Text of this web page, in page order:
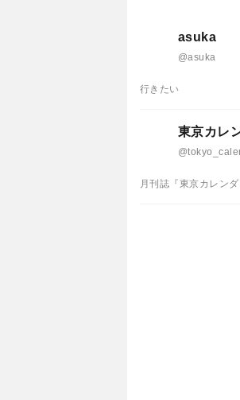
asuka
@asuka
行きたい
東京カレ
月刊誌『東京カレン